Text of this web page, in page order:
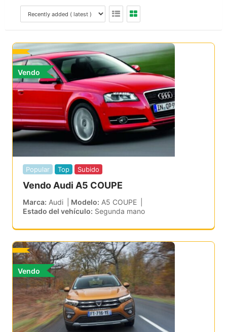
Vendo
Popular Top Subido
Vendo Audi A5 COUPE
Marca Audi Modelo A5 COUPE
Estado del vehículo Segunda mano
Vendo